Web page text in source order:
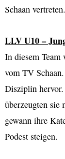
Schaan vertreten.
LLV U10 –
In diesem
vom TV
Disziplin
überzeugten sie
gewann ihre
Podest steigen.